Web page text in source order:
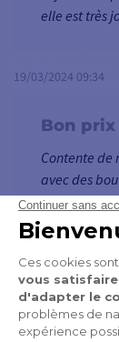
elle est très
19/03/2024 09:34
Bon prix
Contente de
avec des
l'hiver et
03/01/2024 09:16
Format